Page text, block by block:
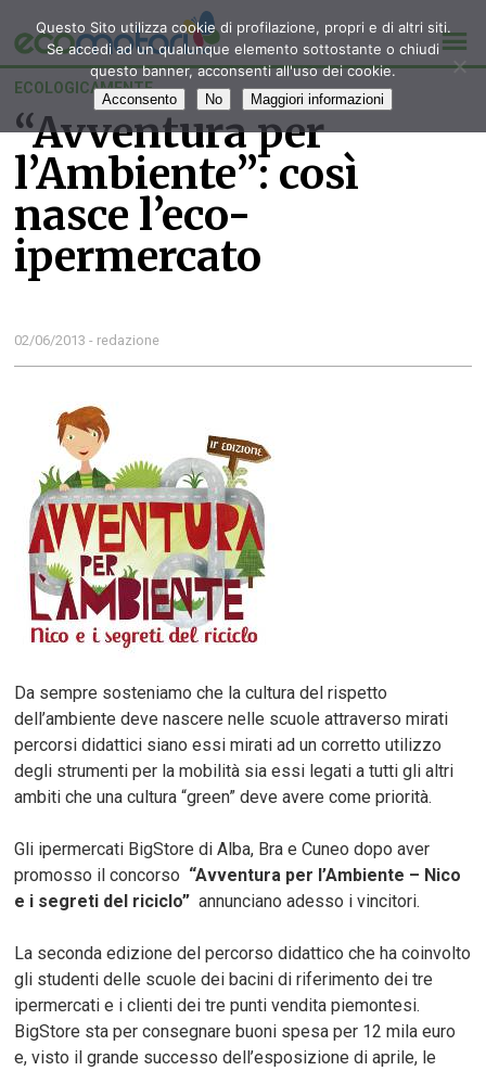
ECOLOGICAMENTE
“Avventura per
l’Ambiente”: così
nasce l’eco-
ipermercato
02/06/2013 - redazione
Da sempre sosteniamo che la cultura del rispetto
dell’ambiente deve nascere nelle scuole attraverso mirati
percorsi didattici siano essi mirati ad un corretto utilizzo
degli strumenti per la mobilità sia essi legati a tutti gli altri
ambiti che una cultura “green” deve avere come priorità.
Gli ipermercati BigStore di Alba, Bra e Cuneo dopo aver
promosso il concorso “Avventura per l’Ambiente – Nico
e i segreti del riciclo” annunciano adesso i vincitori.
La seconda edizione del percorso didattico che ha coinvolto
gli studenti delle scuole dei bacini di riferimento dei tre
ipermercati e i clienti dei tre punti vendita piemontesi.
BigStore sta per consegnare buoni spesa per 12 mila euro
e, visto il grande successo dell’esposizione di aprile, le
Questo Sito utilizza cookie di profilazione, propri e di altri siti.
Se accedi ad un qualunque elemento sottostante o chiudi
questo banner, acconsenti all'uso dei cookie.
Acconsento No Maggiori informazioni